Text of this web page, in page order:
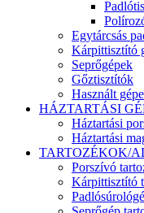
Egytárcsás
Kárpittisztító
Seprőgépek
Gőztisztítók
Használt
HÁZTARTÁSI
Háztartási
Háztartási
TARTOZÉKOK/
Porszívó
Kárpittisztító